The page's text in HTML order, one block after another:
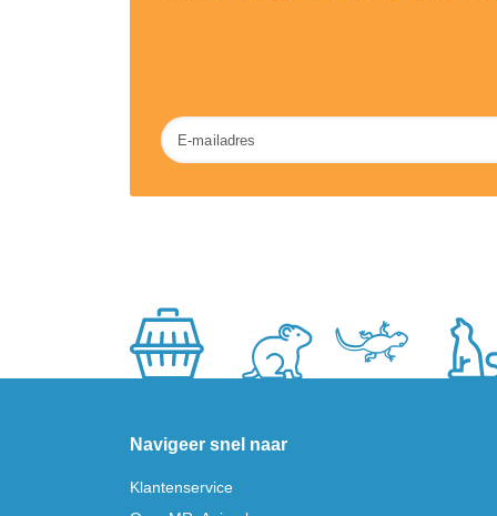
Nieuwsbrief
Navigeer snel naar
Klantenservice